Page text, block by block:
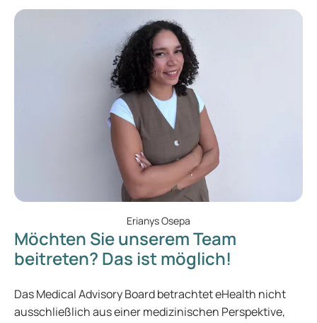
Erianys Osepa
Möchten Sie unserem Team
beitreten? Das ist möglich!
Das Medical Advisory Board betrachtet eHealth nicht
ausschließlich aus einer medizinischen Perspektive,